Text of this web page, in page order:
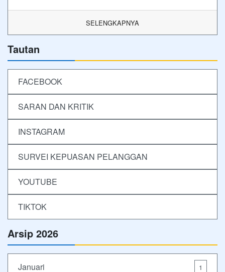
SELENGKAPNYA
Tautan
FACEBOOK
SARAN DAN KRITIK
INSTAGRAM
SURVEI KEPUASAN PELANGGAN
YOUTUBE
TIKTOK
Arsip 2026
Januari 1